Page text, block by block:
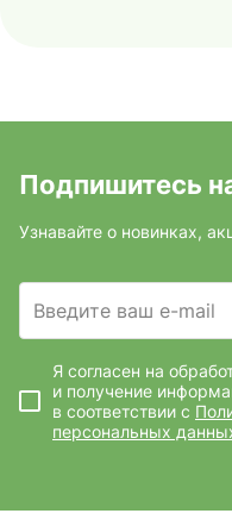
Подпишитесь
Узнавайте о новинках,
Введите ваш e-mail
Я согласен на
и получение
в соответствии с
персональных